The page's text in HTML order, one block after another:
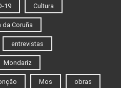
19 Cultura
da Coruña
entrevistas
Mondariz
Mos obras